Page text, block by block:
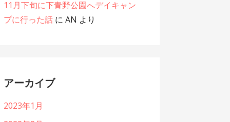
11月下旬に下青野公園へデイキャン
プに行った話に AN より
アーカイブ
2023年1月